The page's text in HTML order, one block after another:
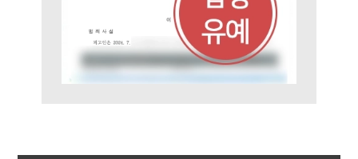
언론보도
공지사항
법률 블로그
법률서식
뉴스레터/브로슈어